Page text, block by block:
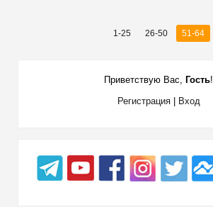
1-25 26-50 51-64
Приветствую Вас Гость!
Регистрация| Вход